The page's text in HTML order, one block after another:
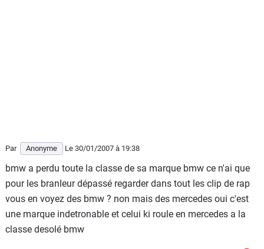
Par Anonyme Le 30/01/2007 à 19:38
bmw a perdu toute la classe de sa marque bmw ce n'ai que
pour les branleur dépassé regarder dans tout les clip de rap
vous en voyez des bmw ? non mais des mercedes oui c'est
une marque indetronable et celui ki roule en mercedes a la
classe desolé bmw